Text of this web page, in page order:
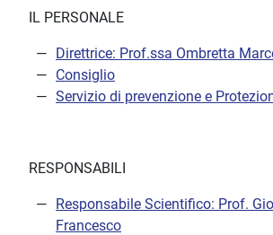
IL PERSONALE
Direttrice: Prof.ssa Ombretta
Consiglio
Servizio di prevenzione e
RESPONSABILI
Responsabile Scientifico: Prof.
Francesco